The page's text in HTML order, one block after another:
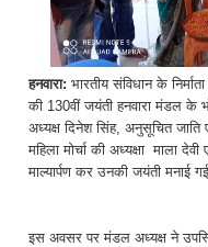
हनवारा: भारतीय संविधान के
की 130वीं जयंती हनवारा मंडल के
अध्यक्ष दिनेश सिंह, अनुसूचित जाति
महिला मोर्चा की अध्यक्षा माला
माल्यार्पण कर उनकी जयंती मनाई
इस अवसर पर मंडल अध्यक्ष ने